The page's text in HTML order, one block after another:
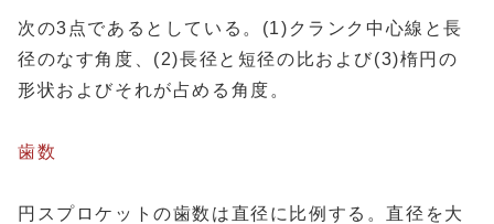
次の3点であるとしている。(1)クランク中心線と長
径のなす角度、(2)長径と短径の比および(3)楕円の
形状およびそれが占める角度。
歯数
円スプロケットの歯数は直径に比例する。直径を大